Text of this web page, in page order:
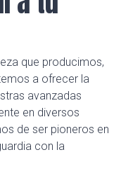
que producimos,
a ofrecer la
avanzadas
en diversos
de ser pioneros en
con la